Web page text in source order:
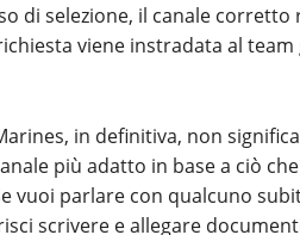
di selezione, il canale
viene instradata al
in definitiva, non
più adatto in base a ciò
vuoi parlare con qualcuno
scrivere e allegare